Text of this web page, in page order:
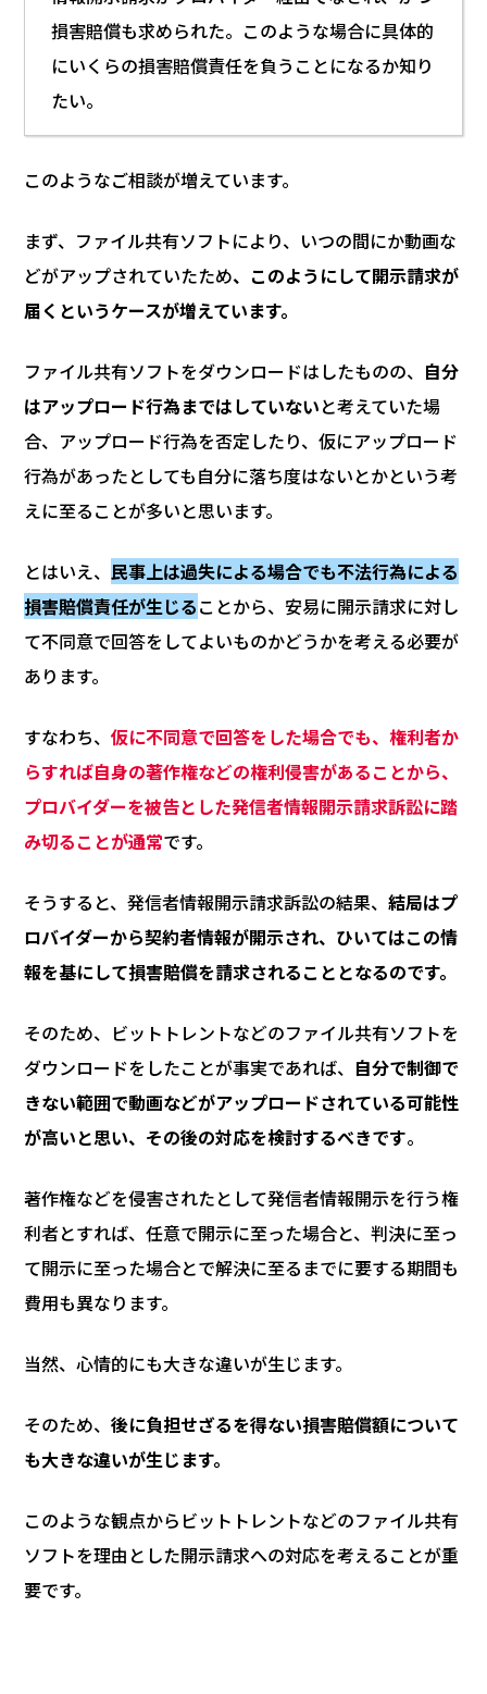
損害賠償も求められた。このような場合に具体的
にいくらの損害賠償責任を負うことになるか知り
たい。
このようなご相談が増えています。
まず、ファイル共有ソフトにより、いつの間にか動画な
どがアップされていたため、このようにして開示請求が
届くというケースが増えています。
ファイル共有ソフトをダウンロードはしたものの、 自分
はアップロード行為まではしていないと考えていた場
合、アップロード行為を否定したり、仮にアップロード
行為があったとしても自分に落ち度はないとかという考
えに至ることが多いと思います。
とはいえ、 民事上は過失による場合でも不法行為による
損害賠償責任が生じることから、安易に開示請求に対し
て不同意で回答をしてよいものかどうかを考える必要が
あります。
すなわち、 仮に不同意で回答をした場合でも、権利者か
らすれば自身の著作権などの権利侵害があることから、
プロバイダーを被告とした発信者情報開示請求訴訟に踏
み切ることが通常です。
そうすると、発信者情報開示請求訴訟の結果、 結局はプ
ロバイダーから契約者情報が開示され、ひいてはこの情
報を基にして損害賠償を請求されることとなるのです。
そのため、ビットトレントなどのファイル共有ソフトを
ダウンロードをしたことが事実であれば、 自分で制御で
きない範囲で動画などがアップロードされている可能性
が高いと思い、その後の対応を検討するべきです。
著作権などを侵害されたとして発信者情報開示を行う権
利者とすれば、任意で開示に至った場合と、判決に至っ
て開示に至った場合とで解決に至るまでに要する期間も
費用も異なります。
当然、心情的にも大きな違いが生じます。
そのため、 後に負担せざるを得ない損害賠償額について
も大きな違いが生じます。
このような観点からビットトレントなどのファイル共有
ソフトを理由とした開示請求への対応を考えることが重
要です。